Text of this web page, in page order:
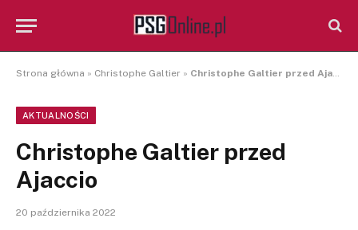
Strona główna » Christophe Galtier » Christophe Galtier przed Ajaccio
AKTUALNOŚCI
Christophe Galtier przed
Ajaccio
20 października 2022